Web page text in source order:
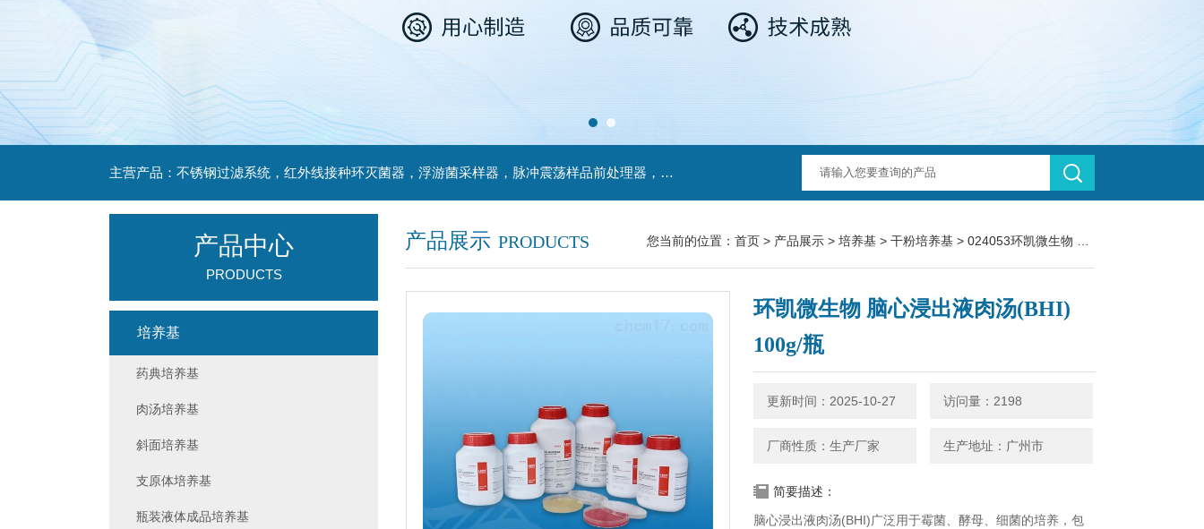
主营产品：不锈钢过滤系统，红外线接种环灭菌器，浮游菌采样器，脉冲震荡样品前处理器，数字化智能电热鼓风干燥箱，数字化智能电热恒温培养箱，实验室设备及环境温湿度监测系统，洁净工作台等实验设仪器设备。
产品展示 PRODUCTS 您当前的位置： 首页 > 产品展示 > 培养基 > 干粉培养基 > 024053环凯微生物 脑心浸出液肉汤(BHI) 100g/瓶
环凯微生物 脑心浸出液肉汤(BHI)
100g/瓶
更新时间：2025-10-27 访问量：2198
厂商性质：生产厂家 生产地址：广州市
简要描述：
脑心浸出液肉汤(BHI)广泛用于霉菌、酵母、细菌的培养，包
产品中心
PRODUCTS
培养基
药典培养基
肉汤培养基
斜面培养基
支原体培养基
瓶装液体成品培养基